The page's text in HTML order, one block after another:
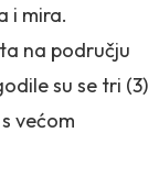
i mira.
na području
su se tri (3)
većom